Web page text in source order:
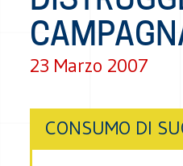
23 Marzo 2007
CONSUMO DI